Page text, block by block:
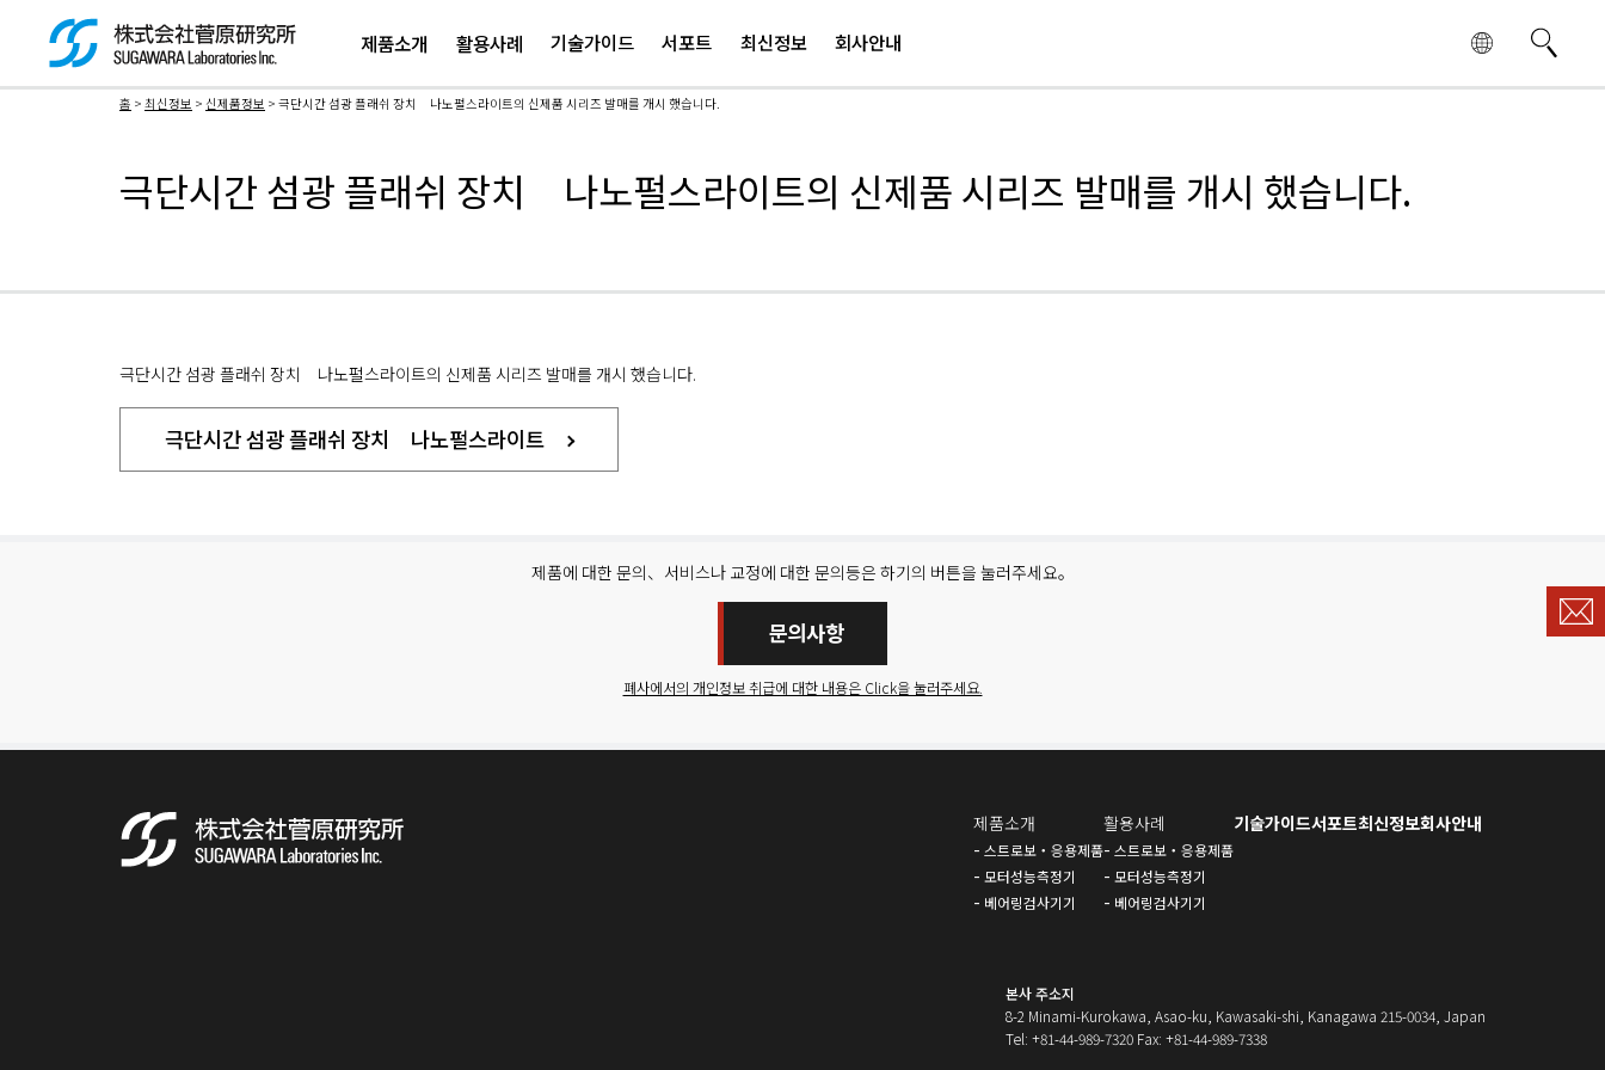
텐
건
너
제품소개 활용사례 기술가이드 서포트 최신정보 회사안내
홈 > 최신정보 > 신제품정보 > 극단시간 섬광 플래쉬 장치 나노펄스라이트의 신제품 시리즈 발매를 개시 했습니다.
극단시간 섬광 플래쉬 장치 나노펄스라이트의 신제품 시리즈 발매를 개시 했습니다.
극단시간 섬광 플래쉬 장치 나노펄스라이트의 신제품 시리즈 발매를 개시 했습니다.
극단시간 섬광 플래쉬 장치 나노펄스라이트
제품에 대한 문의、서비스나 교정에 대한 문의등은 하기의 버튼을 눌러주세요。
문의사항
폐사에서의 개인정보 취급에 대한 내용은 Click을 눌러주세요.
제품소개
스트로보・응용제품
모터성능측정기
베어링검사기기
활용사례
스트로보・응용제품
모터성능측정기
베어링검사기기
기술가이드서포트최신정보회사안내
본사 주소지
8-2 Minami-Kurokawa, Asao-ku, Kawasaki-shi, Kanagawa 215-0034, Japan
Tel: +81-44-989-7320 Fax: +81-44-989-7338